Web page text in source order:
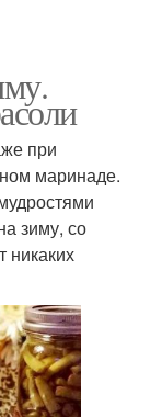
при
маринаде.
зиму, со
никаких